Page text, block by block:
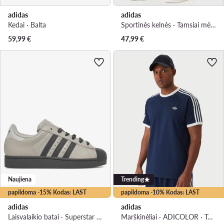
adidas
Kedai · Balta
59,99€
adidas
Sportinės kelnės · Tamsiai mėlyna · Regular Fit
47,99€
papildoma -15% Kodas: LAST
Naujiena
adidas
Laisvalaikio batai · Superstar · Pilka
papildoma -10% Kodas: LAST
Trending
adidas
Marškinėliai · ADICOLOR · Tamsiai mėlyna